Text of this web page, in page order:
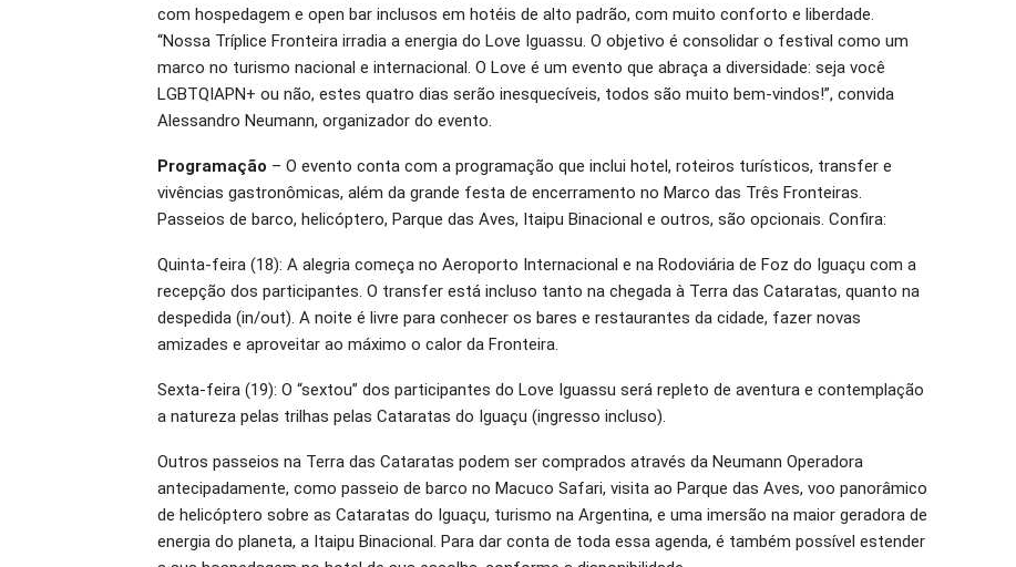
com hospedagem e open bar inclusos em hotéis de alto padrão, com muito conforto e liberdade.
“Nossa Tríplice Fronteira irradia a energia do Love Iguassu. O objetivo é consolidar o festival como um
marco no turismo nacional e internacional. O Love é um evento que abraça a diversidade: seja você
LGBTQIAPN+ ou não, estes quatro dias serão inesquecíveis, todos são muito bem-vindos!”, convida
Alessandro Neumann, organizador do evento.
Programação – O evento conta com a programação que inclui hotel, roteiros turísticos, transfer e
vivências gastronômicas, além da grande festa de encerramento no Marco das Três Fronteiras.
Passeios de barco, helicóptero, Parque das Aves, Itaipu Binacional e outros, são opcionais. Confira:
Quinta-feira (18): A alegria começa no Aeroporto Internacional e na Rodoviária de Foz do Iguaçu com a
recepção dos participantes. O transfer está incluso tanto na chegada à Terra das Cataratas, quanto na
despedida (in/out). A noite é livre para conhecer os bares e restaurantes da cidade, fazer novas
amizades e aproveitar ao máximo o calor da Fronteira.
Sexta-feira (19): O “sextou” dos participantes do Love Iguassu será repleto de aventura e contemplação
a natureza pelas trilhas pelas Cataratas do Iguaçu (ingresso incluso).
Outros passeios na Terra das Cataratas podem ser comprados através da Neumann Operadora
antecipadamente, como passeio de barco no Macuco Safari, visita ao Parque das Aves, voo panorâmico
de helicóptero sobre as Cataratas do Iguaçu, turismo na Argentina, e uma imersão na maior geradora de
energia do planeta, a Itaipu Binacional. Para dar conta de toda essa agenda, é também possível estender